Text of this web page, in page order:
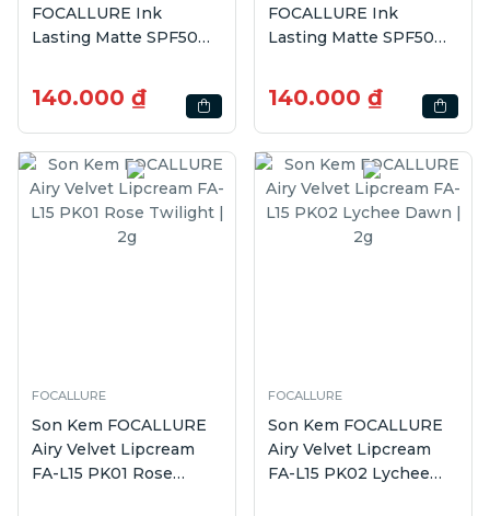
FOCALLURE Ink
Lasting Matte SPF50
140.000 ₫
FOCALLURE Ink
Lasting Matte SPF50
140.000 ₫
FOCALLURE
Son Kem FOCALLURE
Airy Velvet Lipcream
FA-L15 PK01 Rose
FOCALLURE
Son Kem FOCALLURE
Airy Velvet Lipcream
FA-L15 PK02 Lychee